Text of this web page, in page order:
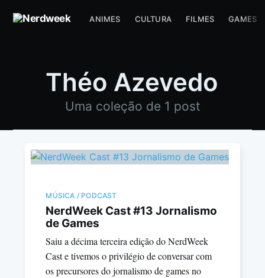
ANIMES CULTURA FILMES GAMES
Théo Azevedo
Uma coleção de 1 post
MÚSICA / PODCAST
NerdWeek Cast #13 Jornalismo
de Games
Saiu a décima terceira edição do NerdWeek
Cast e tivemos o privilégio de conversar com
os precursores do jornalismo de games no